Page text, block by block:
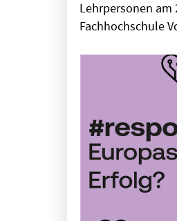
Lehrpersonen am
Fachhochschule